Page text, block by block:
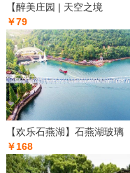
【醉美庄园 | 天空之境
￥79
【欢乐石燕湖】石燕湖玻璃
￥168